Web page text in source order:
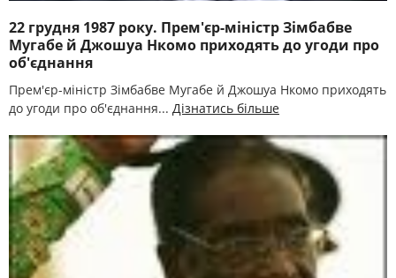
22 грудня 1987 року. Прем'єр-міністр Зімбабве
Мугабе й Джошуа Нкомо приходять до угоди про
об'єднання
Прем'єр-міністр Зімбабве Мугабе й Джошуа Нкомо приходять
до угоди про об'єднання... Дізнатись більше